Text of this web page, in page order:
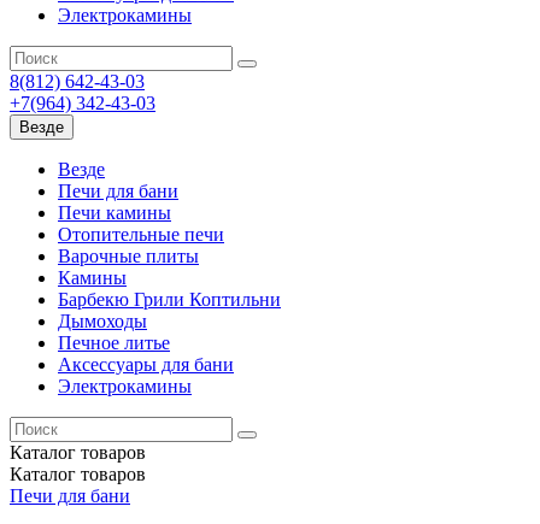
Электрокамины
8(812) 642-43-03
+7(964) 342-43-03
Везде
Везде
Печи для бани
Печи камины
Отопительные печи
Варочные плиты
Камины
Барбекю Грили Коптильни
Дымоходы
Печное литье
Аксессуары для бани
Электрокамины
Каталог товаров
Каталог товаров
Печи для бани